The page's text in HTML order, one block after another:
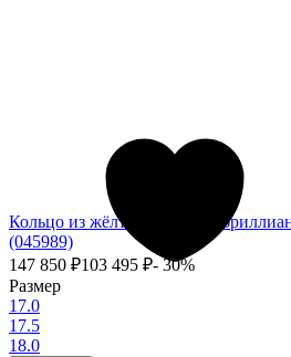
Кольцо из жёлтого золота с
(045989)
147 850 ₽103 495 ₽- 30%
Размер
17.0
17.5
18.0